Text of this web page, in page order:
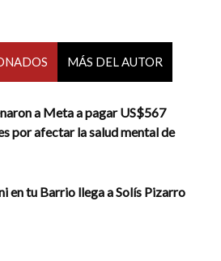
MÁS DEL AUTOR
a Meta a pagar US$567
por afectar la salud mental de
en tu Barrio llega a Solís Pizarro